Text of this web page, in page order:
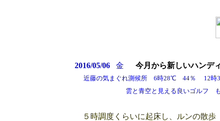
2016/05/06金 今月から新しいハンデ
近藤の気まぐれ測候所 6時28℃ 44％
雲と青空と見える良いゴルフ もう少
５時調度くらいに起床し、ルンの散